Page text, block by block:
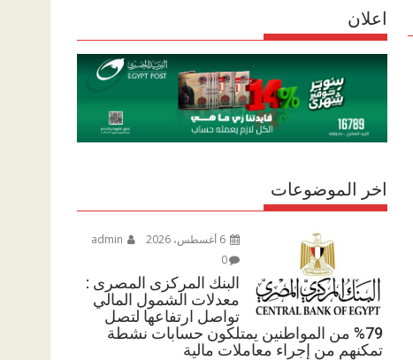
اعلان
اخر الموضوعات
0
البنك المركزى المصرى :
معدلات الشمول المالي
تواصل ارتفاعها لتصل
79% من المواطنين يمتلكون حسابات نشطة
تمكنهم من إجراء معاملات مالية